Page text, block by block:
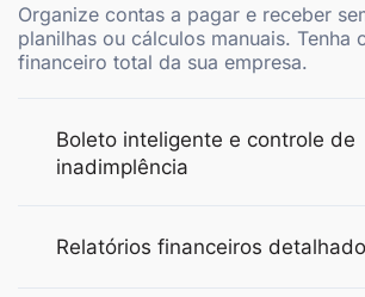
Organize contas a pagar e receber
planilhas ou cálculos manuais. Tenha
financeiro total da sua empresa.
Boleto inteligente e controle de
inadimplência
Relatórios financeiros